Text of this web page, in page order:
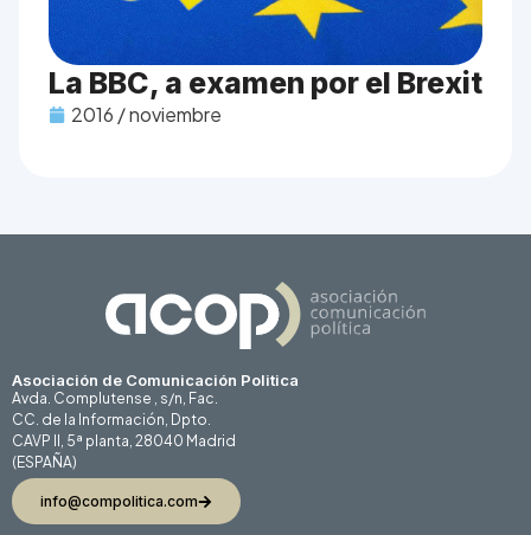
La BBC, a examen por el Brexit
2016 / noviembre
Asociación de Comunicación Politica
Avda. Complutense , s/n, Fac.
CC. de la Información, Dpto.
CAVP II, 5ª planta, 28040 Madrid
(ESPAÑA)
info@compolitica.com